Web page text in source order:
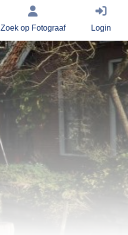
Zoek op Fotograaf Login